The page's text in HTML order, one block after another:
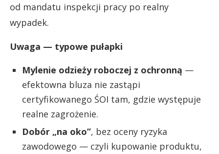
od mandatu inspekcji pracy po realny
wypadek.
Uwaga — typowe pułapki
Mylenie odzieży roboczej z ochronną —
efektowna bluza nie zastąpi
certyfikowanego ŚOI tam, gdzie występuje
realne zagrożenie.
Dobór „na oko”, bez oceny ryzyka
zawodowego — czyli kupowanie produktu,